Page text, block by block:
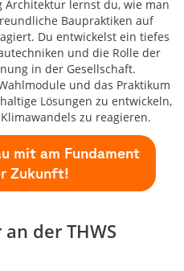
Architektur lernst du, wie man
Baupraktiken auf
Du entwickelst ein tiefes
und die Rolle der
in der Gesellschaft.
und das Praktikum
Lösungen zu entwickeln,
zu reagieren.
mit am Fundament
Zukunft!
der THWS